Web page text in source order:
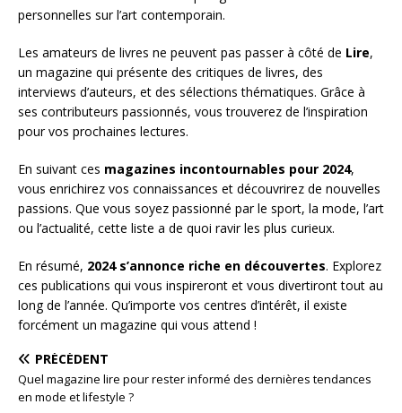
personnelles sur l’art contemporain.
Les amateurs de livres ne peuvent pas passer à côté de Lire,
un magazine qui présente des critiques de livres, des
interviews d’auteurs, et des sélections thématiques. Grâce à
ses contributeurs passionnés, vous trouverez de l’inspiration
pour vos prochaines lectures.
En suivant ces magazines incontournables pour 2024,
vous enrichirez vos connaissances et découvrirez de nouvelles
passions. Que vous soyez passionné par le sport, la mode, l’art
ou l’actualité, cette liste a de quoi ravir les plus curieux.
En résumé, 2024 s’annonce riche en découvertes. Explorez
ces publications qui vous inspireront et vous divertiront tout au
long de l’année. Qu’importe vos centres d’intérêt, il existe
forcément un magazine qui vous attend !
PRÉCÉDENT
Quel magazine lire pour rester informé des dernières tendances
en mode et lifestyle ?